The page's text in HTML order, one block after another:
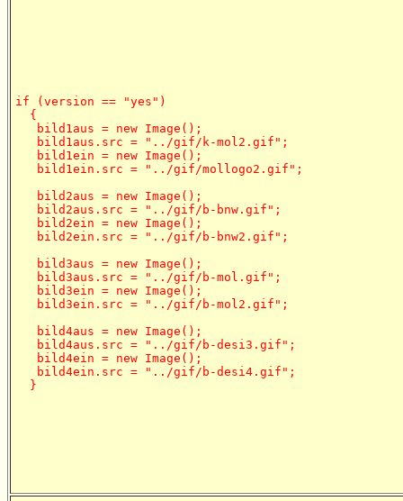
if (version == "yes")
  {
   bild1aus = new Image();
   bild1aus.src = "../gif/k-mol2.gif";
   bild1ein = new Image();
   bild1ein.src = "../gif/mollogo2.gif";
   bild2aus = new Image();
   bild2aus.src = "../gif/b-bnw.gif";
   bild2ein = new Image();
   bild2ein.src = "../gif/b-bnw2.gif";
   bild3aus = new Image();
   bild3aus.src = "../gif/b-mol.gif";
   bild3ein = new Image();
   bild3ein.src = "../gif/b-mol2.gif";
   bild4aus = new Image();
   bild4aus.src = "../gif/b-desi3.gif";
   bild4ein = new Image();
   bild4ein.src = "../gif/b-desi4.gif";
  }